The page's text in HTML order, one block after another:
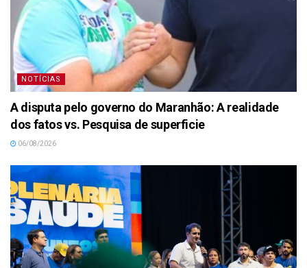
NOTÍCIAS
A disputa pelo governo do Maranhão: A realidade
dos fatos vs. Pesquisa de superficie
06/08/2026